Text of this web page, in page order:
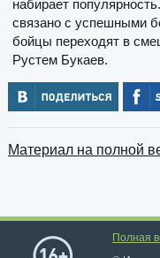
набирает
связано с успешными
бойцы переходят в
Рустем Букаев.
Материал на полной
Полная